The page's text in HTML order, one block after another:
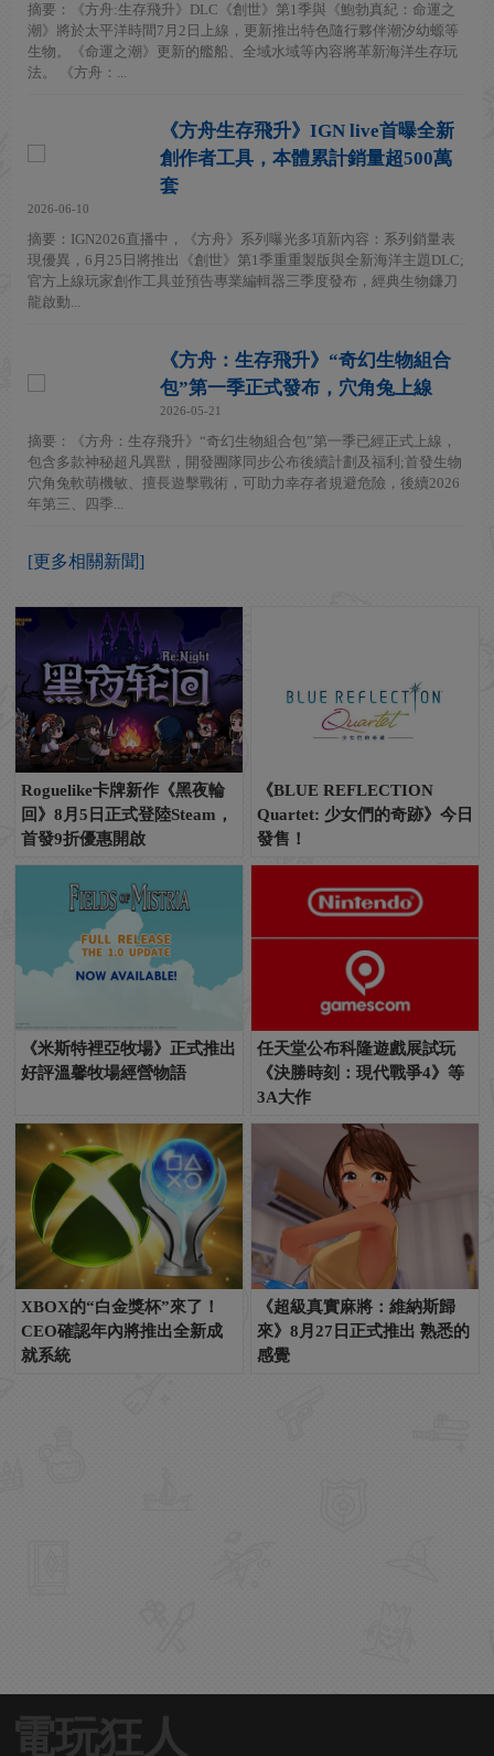
摘要：《方舟:生存飛升》DLC《創世》第1季與《鮑勃真紀：命運之
潮》將於太平洋時間7月2日上線，更新推出特色隨行夥伴潮汐幼螈等
生物。《命運之潮》更新的艦船、全域水域等內容將革新海洋生存玩
法。 《方舟：...
《方舟生存飛升》IGN live首曝全新
創作者工具，本體累計銷量超500萬
套
2026-06-10
摘要：IGN2026直播中，《方舟》系列曝光多項新內容：系列銷量表
現優異，6月25日將推出《創世》第1季重重製版與全新海洋主題DLC;
官方上線玩家創作工具並預告專業編輯器三季度發布，經典生物鐮刀
龍啟動...
《方舟：生存飛升》“奇幻生物組合
包”第一季正式發布，穴角兔上線
2026-05-21
摘要：《方舟：生存飛升》“奇幻生物組合包”第一季已經正式上線，
包含多款神秘超凡異獸，開發團隊同步公布後續計劃及福利;首發生物
穴角兔軟萌機敏、擅長遊擊戰術，可助力幸存者規避危險，後續2026
年第三、四季...
[更多相關新聞]
Roguelike卡牌新作《黑夜輪
回》8月5日正式登陸Steam，
首發9折優惠開啟
《BLUE REFLECTION
Quartet: 少女們的奇跡》今日
發售！
《米斯特裡亞牧場》正式推出
好評溫馨牧場經營物語
任天堂公布科隆遊戲展試玩
《決勝時刻：現代戰爭4》等
3A大作
XBOX的“白金獎杯”來了！
CEO確認年內將推出全新成
就系統
《超級真實麻將：維納斯歸
來》8月27日正式推出 熟悉的
感覺
電玩狂人